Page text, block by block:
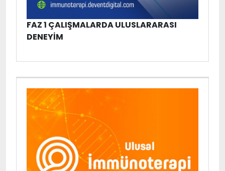
FAZ 1 ÇALIŞMALARDA ULUSLARARASI
DENEYIM